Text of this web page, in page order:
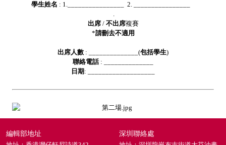
學生姓名 : 1.________________ 2. ________________
.
出席/ 不出席複賽
*請刪去不適用
出席人數 : ______________(包括學生)
聯絡電話: ______________
日期: ___________________
編輯部地址 深圳聯絡處